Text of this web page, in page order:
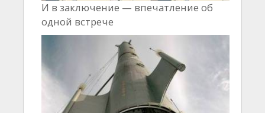
И в заключение — впечатление об
одной встрече